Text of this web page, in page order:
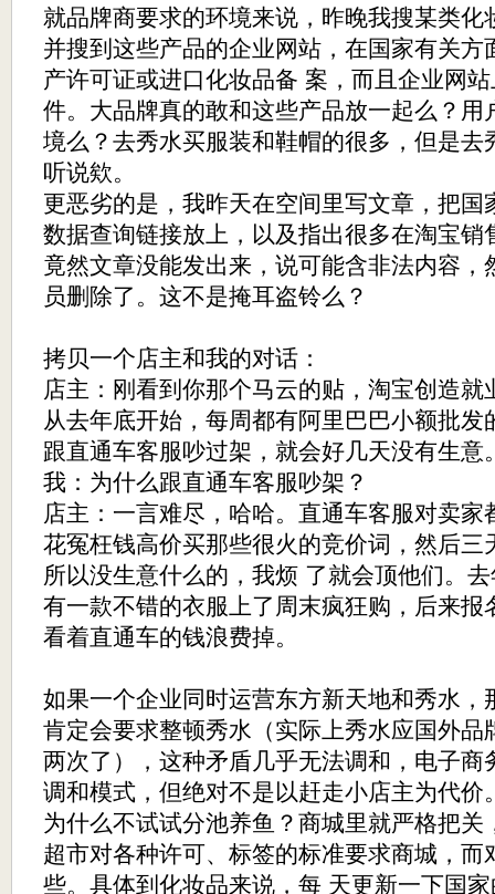
就品牌商要求的环境来说，昨晚我搜某类化
并搜到这些产品的企业网站，在国家有关方
产许可证或进口化妆品备 案，而且企业网
件。大品牌真的敢和这些产品放一起么？用
境么？去秀水买服装和鞋帽的很多，但是去
听说欸。
更恶劣的是，我昨天在空间里写文章，把国
数据查询链接放上，以及指出很多在淘宝销
竟然文章没能发出来，说可能含非法内容，
员删除了。这不是掩耳盗铃么？
拷贝一个店主和我的对话：
店主：刚看到你那个马云的贴，淘宝创造
从去年底开始，每周都有阿里巴巴小额批
跟直通车客服吵过架，就会好几天没有生意
我：为什么跟直通车客服吵架？
店主：一言难尽，哈哈。直通车客服对卖
花冤枉钱高价买那些很火的竞价词，然后三
所以没生意什么的，我烦 了就会顶他们。
有一款不错的衣服上了周末疯狂购，后来报
看着直通车的钱浪费掉。
如果一个企业同时运营东方新天地和秀水，
肯定会要求整顿秀水（实际上秀水应国外品
两次了），这种矛盾几乎无法调和，电子商
调和模式，但绝对不是以赶走小店主为代价
为什么不试试分池养鱼？商城里就严格把关
超市对各种许可、标签的标准要求商城，而
些。具体到化妆品来说，每 天更新一下国